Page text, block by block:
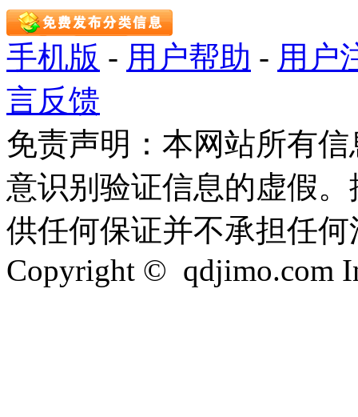
手机版 - 用户帮助 - 用户
言反馈
免责声明：本网站所有
意识别验证信息的虚假
供任何保证并不承担任
Copyright © qdjimo.com